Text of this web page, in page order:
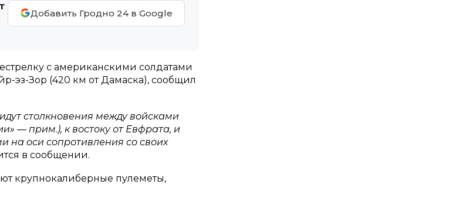
Добавить Гродно 24 в Google
с американскими солдатами
эз-Зор (420 км от Дамаска), сообщил
столкновения между войсками
— прим.), к востоку от Евфрата, и
на оси сопротивления со своих
в сообщении.
крупнокалиберные пулеметы,